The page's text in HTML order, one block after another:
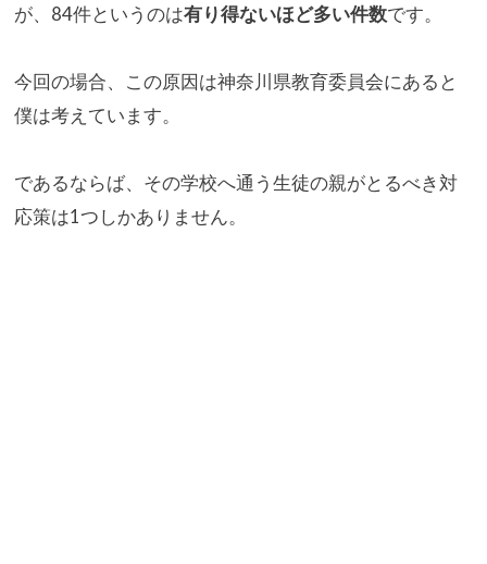
が、84件というのは有り得ないほど多い件数です。
今回の場合、この原因は神奈川県教育委員会にあると
僕は考えています。
であるならば、その学校へ通う生徒の親がとるべき対
応策は1つしかありません。